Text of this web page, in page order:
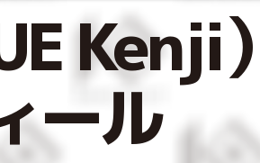
Kenji
ール